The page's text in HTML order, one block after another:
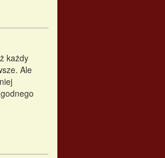
każdy
Ale